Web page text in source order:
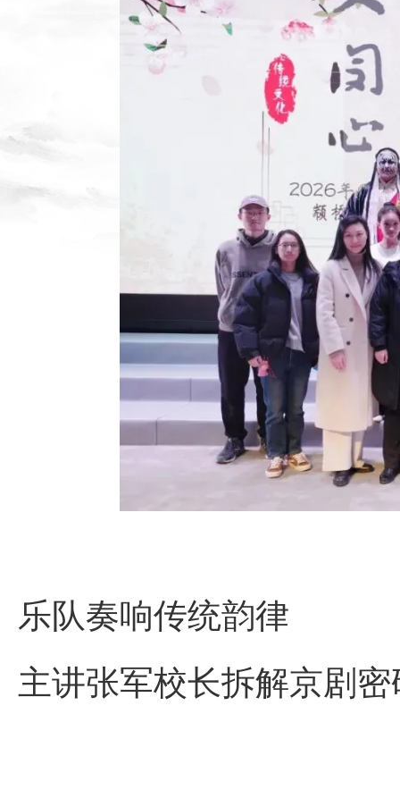
乐队奏响传统韵律
主讲张军校长拆解京剧密